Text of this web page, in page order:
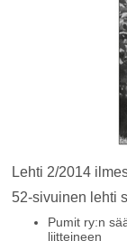
Lehti 2/2014
52-sivuinen lehti
Pumit ry:n
liitteineen